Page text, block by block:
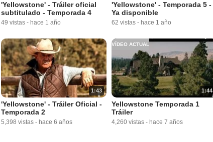
'Yellowstone' - Tráiler oficial
subtitulado - Temporada 4
49 vistas - hace 1 año
'Yellowstone' - Temporada 5 -
Ya disponible
62 vistas - hace 1 año
1:43
'Yellowstone' - Tráiler Oficial -
Temporada 2
5,398 vistas - hace 6 años
1:44
VÍDEO ACTUAL
Yellowstone Temporada 1
Tráiler
4,260 vistas - hace 7 años